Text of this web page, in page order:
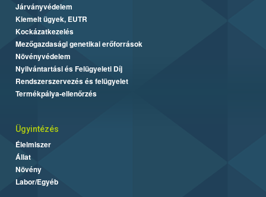
Járványvédelem
Kiemelt ügyek, EUTR
Kockázatkezelés
Mezőgazdasági genetikai erőforrások
Növényvédelem
Nyilvántartási és Felügyeleti Díj
Rendszerszervezés és felügyelet
Termékpálya-ellenőrzés
Ügyintézés
Élelmiszer
Állat
Növény
Labor/Egyéb